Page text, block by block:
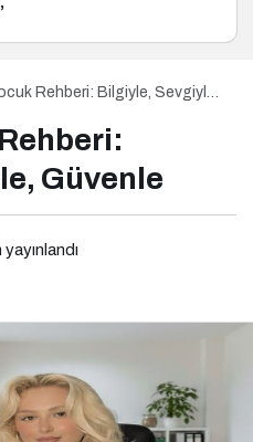
Rehberi: Bilgiyle, Sevgiyle,
Güvenle